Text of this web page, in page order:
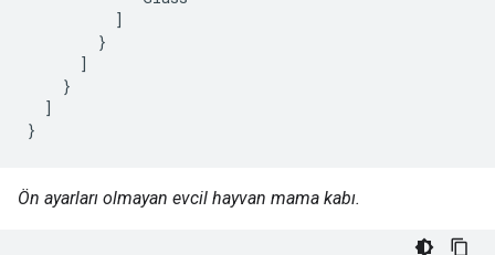
          ]
        }
      ]
    }
  ]
}
Ön ayarları olmayan evcil hayvan mama kabı.